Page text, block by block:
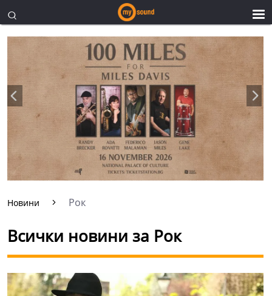
Новини Рок
Всички новини за Рок